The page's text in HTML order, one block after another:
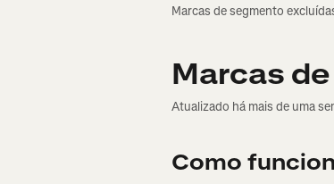
Marcas de segmento
Marcas
Atualizado há mais de uma
Como